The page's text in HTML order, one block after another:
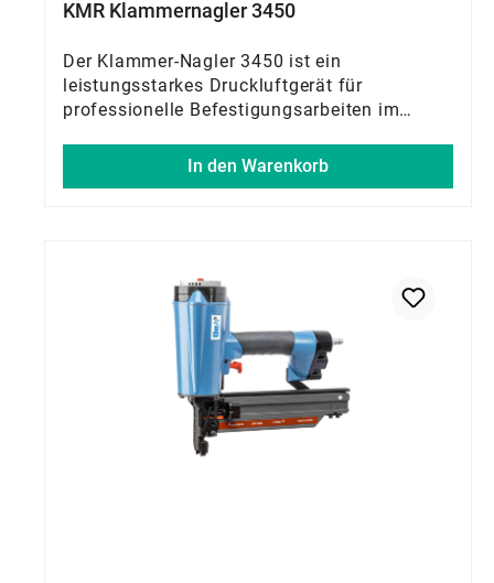
KMR Klammernagler 3450
Der Klammer-Nagler 3450 ist ein
leistungsstarkes Druckluftgerät für
professionelle Befestigungsarbeiten im
und Innenausbau. Die justierbare
schnell behoben werden. Der mitgelieferte
Transportkoffer sorgt für einen sicheren
Transport und eine praktische
Aufbewahrung.
In den Warenkorb